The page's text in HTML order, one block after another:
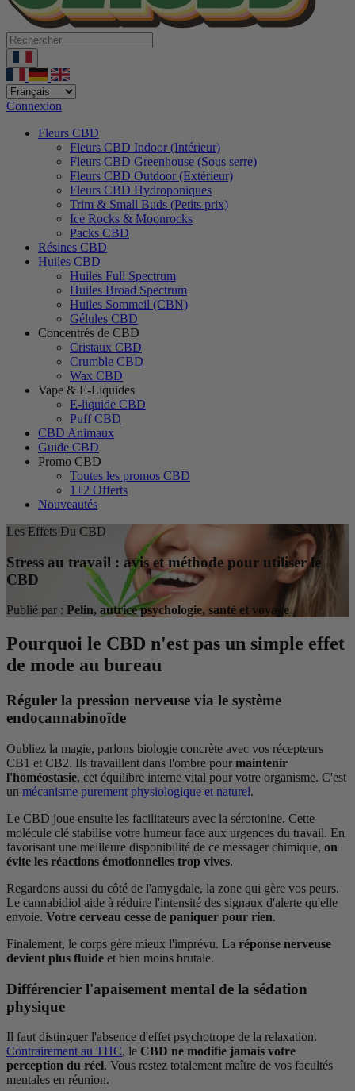
Connexion
Fleurs CBD
Fleurs CBD Indoor (Intérieur)
Fleurs CBD Greenhouse (Sous serre)
Fleurs CBD Outdoor (Extérieur)
Fleurs CBD Hydroponiques
Trim & Small Buds (Petits prix)
Ice Rocks & Moonrocks
Packs CBD
Résines CBD
Huiles CBD
Huiles Full Spectrum
Huiles Broad Spectrum
Huiles Sommeil (CBN)
Gélules CBD
Concentrés de CBD
Cristaux CBD
Crumble CBD
Wax CBD
Vape & E-Liquides
E-liquide CBD
Puff CBD
CBD Animaux
Guide CBD
Promo CBD
Toutes les promos CBD
1+2 Offerts
Nouveautés
Les Effets Du CBD
Stress au travail : avis et méthode pour utiliser le
CBD
Publié par : Pelin, autrice psychologie, santé et voyage
Pourquoi le CBD n'est pas un simple effet
de mode au bureau
Réguler la pression nerveuse via le système
endocannabinoïde
Oubliez la magie, parlons biologie concrète avec vos récepteurs
CB1 et CB2. Ils travaillent dans l'ombre pour maintenir
l'homéostasie, cet équilibre interne vital pour votre organisme. C'est
un mécanisme purement physiologique et naturel.
Le CBD joue ensuite les facilitateurs avec la sérotonine. Cette
molécule clé stabilise votre humeur face aux urgences du travail. En
favorisant une meilleure disponibilité de ce messager chimique, on
évite les réactions émotionnelles trop vives.
Regardons aussi du côté de l'amygdale, la zone qui gère vos peurs.
Le cannabidiol aide à réduire l'intensité des signaux d'alerte qu'elle
envoie. Votre cerveau cesse de paniquer pour rien.
Finalement, le corps gère mieux l'imprévu. La réponse nerveuse
devient plus fluide et bien moins brutale.
Différencier l'apaisement mental de la sédation
physique
Il faut distinguer l'absence d'effet psychotrope de la relaxation.
Contrairement au THC, le CBD ne modifie jamais votre
perception du réel. Vous restez totalement maître de vos facultés
mentales en réunion.